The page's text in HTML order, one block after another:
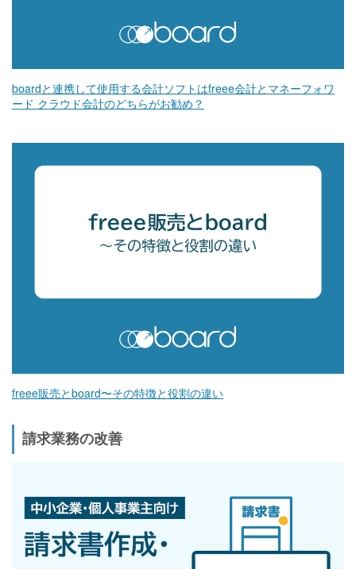
boardと連携して使用する会計ソフトはfreee会計とマネーフォワ
ード クラウド会計のどちらがお勧め？
freee販売とboard〜その特徴と役割の違い
請求業務の改善